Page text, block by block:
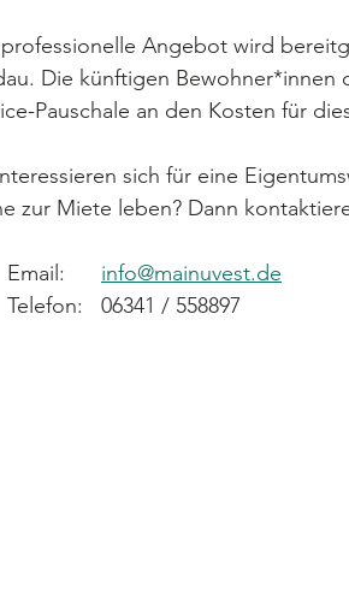
Angebot wird
Die künftigen
Pauschale an den Kosten für
sich für eine
zur Miete leben? Dann
Email: info@mainuvest.de
Telefon:   06341 / 558897